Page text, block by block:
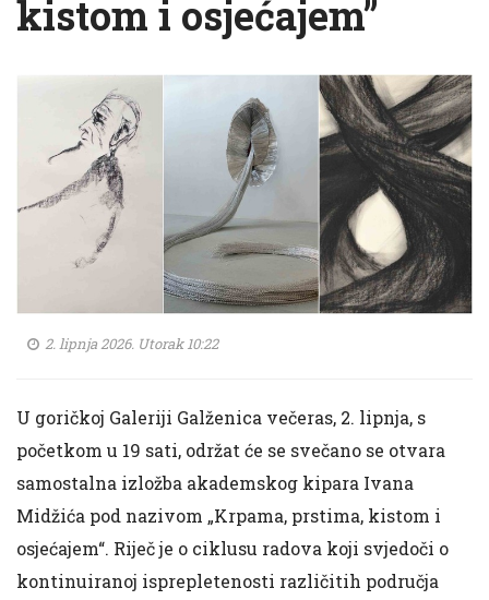
kistom i osjećajem”
2. lipnja 2026. Utorak 10:22
U goričkoj Galeriji Galženica večeras, 2. lipnja, s
početkom u 19 sati, održat će se svečano se otvara
samostalna izložba akademskog kipara Ivana
Midžića pod nazivom „Krpama, prstima, kistom i
osjećajem“. Riječ je o ciklusu radova koji svjedoči o
kontinuiranoj isprepletenosti različitih područja